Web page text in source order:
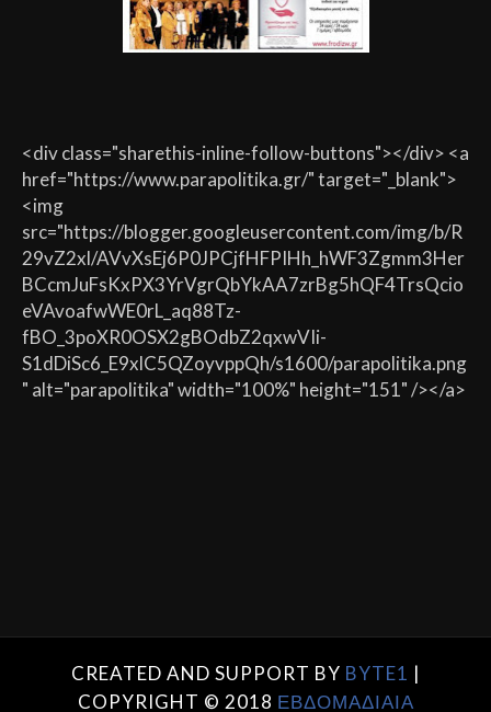
<div class="sharethis-inline-follow-buttons"></div> <a
href="https://www.parapolitika.gr/" target="_blank">
<img
src="https://blogger.googleusercontent.com/img/b/R
29vZ2xl/AVvXsEj6P0JPCjfHFPIHh_hWF3Zgmm3Her
BCcmJuFsKxPX3YrVgrQbYkAA7zrBg5hQF4TrsQcio
eVAvoafwWE0rL_aq88Tz-
fBO_3poXR0OSX2gBOdbZ2qxwVIi-
S1dDiSc6_E9xlC5QZoyvppQh/s1600/parapolitika.png
" alt="parapolitika" width="100%" height="151" /></a>
CREATED AND SUPPORT BY BYTE1 |
COPYRIGHT © 2018 ΕΒΔΟΜΑΔΙΑΙΑ